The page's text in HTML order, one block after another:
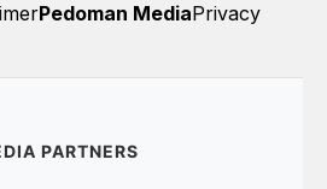
Pedoman MediaPrivacy
PARTNERS